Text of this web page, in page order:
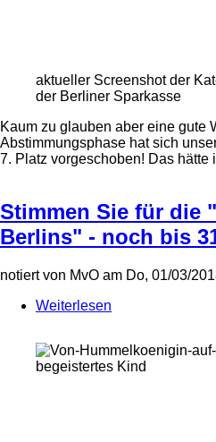
aktueller Screenshot der
der Berliner Sparkasse
Kaum zu glauben aber eine gute
Abstimmungsphase hat sich
7. Platz vorgeschoben! Das hätte
Stimmen Sie für die
Berlins" - noch bis
notiert von MvO am Do, 01/03/
Weiterlesen
für
die